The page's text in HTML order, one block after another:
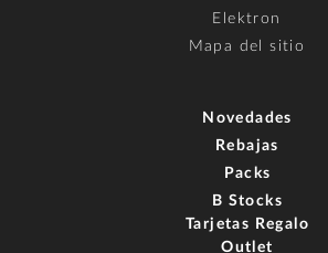
Elektron
Mapa del sitio
Novedades
Rebajas
Packs
B Stocks
Tarjetas Regalo
Outlet